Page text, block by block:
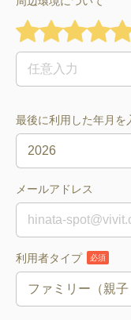
最後に利用した年月を
メールアドレス
利用者タイプ 必須